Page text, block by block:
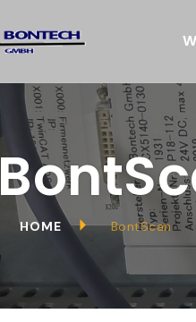
HOME BontScan